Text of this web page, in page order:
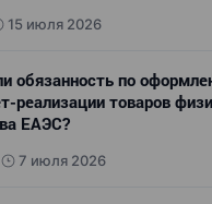
15 июля 2026
обязанность по
реализации товаров
ЕАЭС?
7 июля 2026